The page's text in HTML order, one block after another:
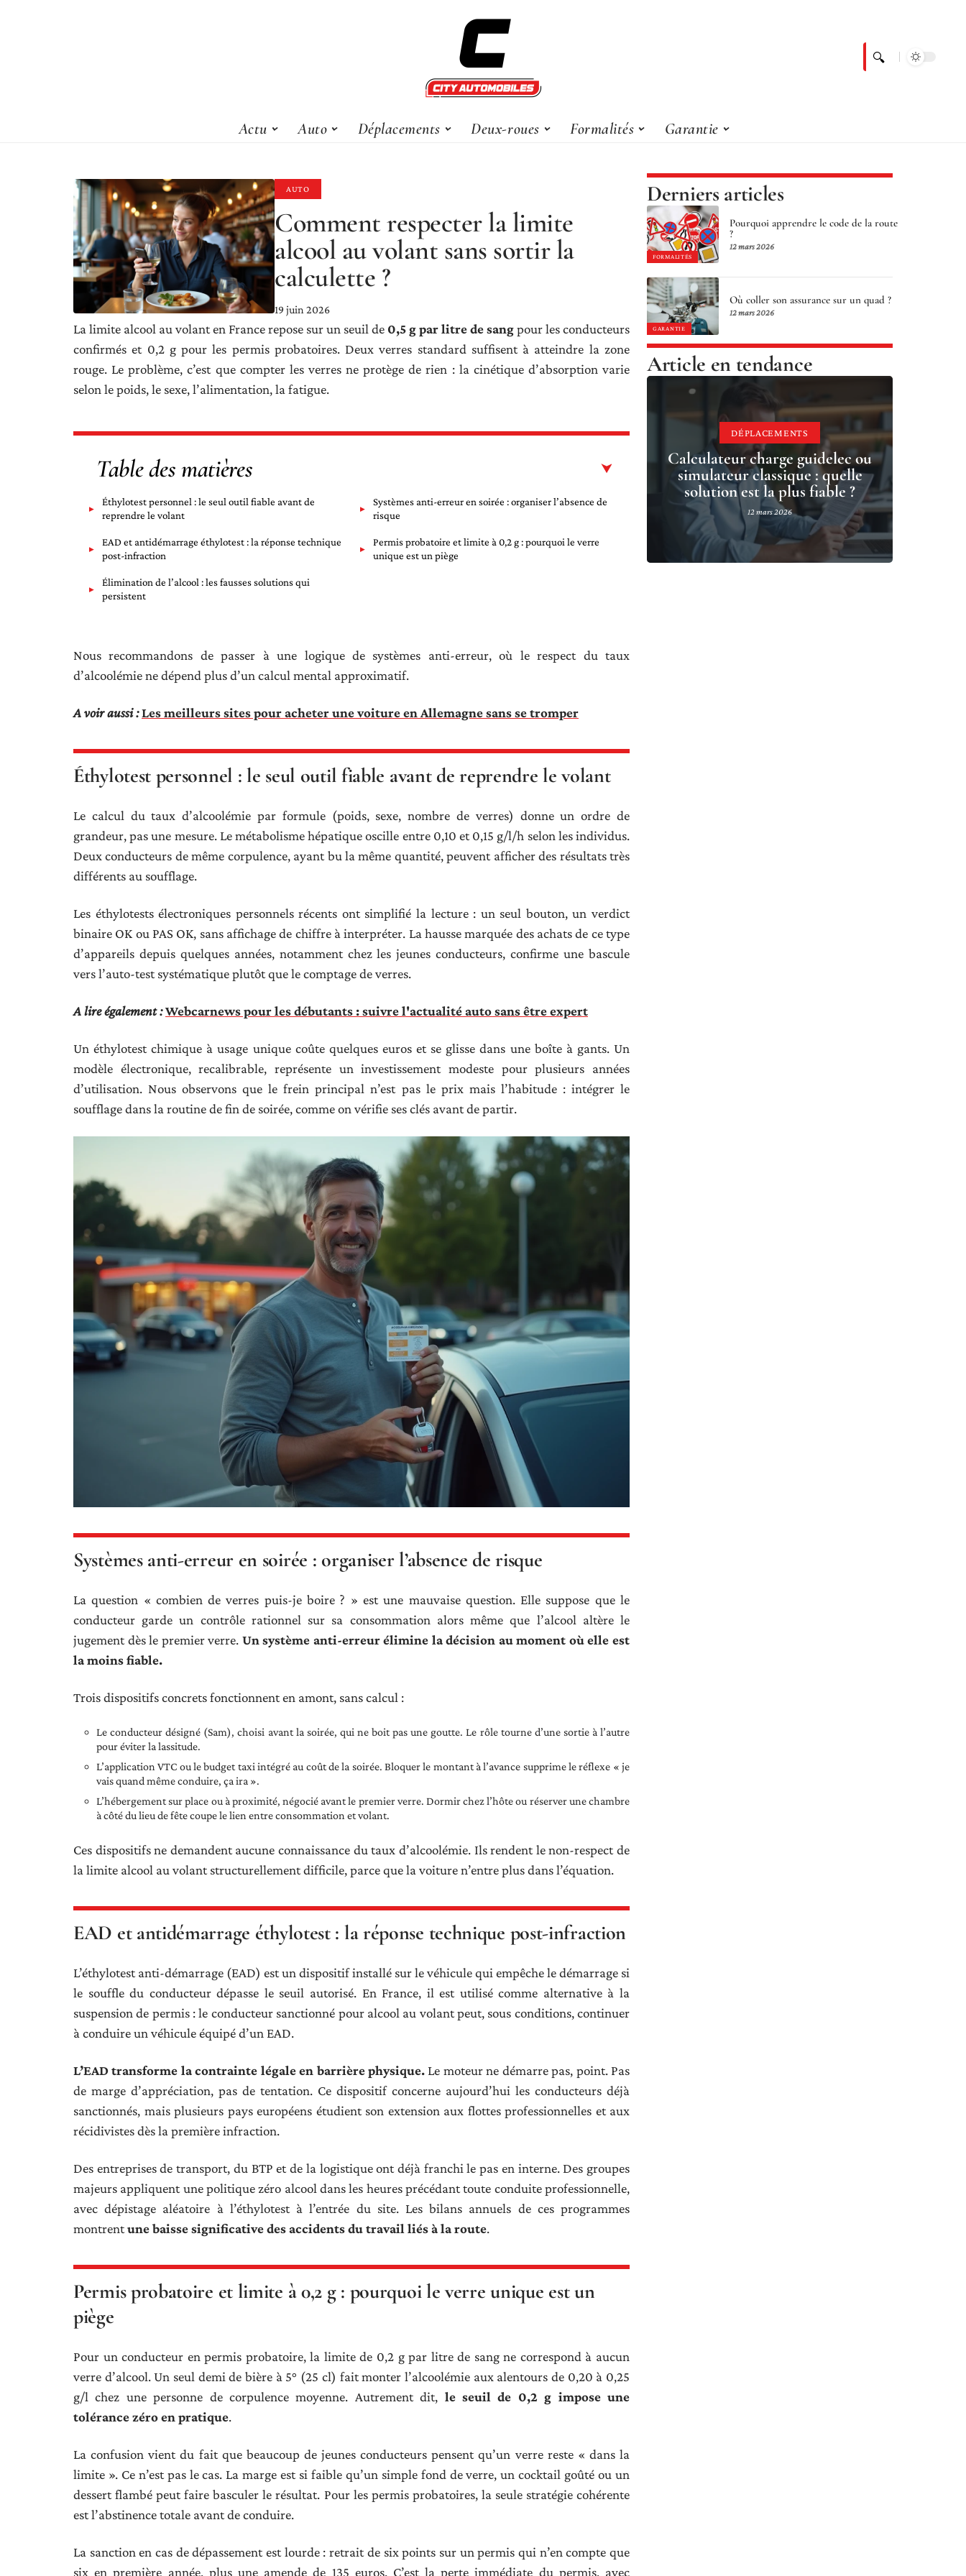
Actu Auto Déplacements Deux-roues Formalités Garantie
AUTO
Comment respecter la limite
alcool au volant sans sortir la
calculette ?
19 juin 2026
La limite alcool au volant en France repose sur un seuil de 0,5 g par litre de sangpour les conducteurs
confirmés et 0,2 g pour les permis probatoires. Deux verres standard suffisent à atteindre la zone
rouge. Le problème, c’est que compter les verres ne protège de rien : la cinétique d’absorption varie
selon le poids, le sexe, l’alimentation, la fatigue.
Table des matières
Éthylotest personnel : le seul outil fiable avant de
reprendre le volant
Systèmes anti-erreur en soirée : organiser l’absence de
risque
EAD et antidémarrage éthylotest : la réponse technique
post-infraction
Permis probatoire et limite à 0,2 g : pourquoi le verre
unique est un piège
Élimination de l’alcool : les fausses solutions qui
persistent
Nous recommandons de passer à une logique de systèmes anti-erreur, où le respect du taux
d’alcoolémie ne dépend plus d’un calcul mental approximatif.
A voir aussi :Les meilleurs sites pour acheter une voiture en Allemagne sans se tromper
Éthylotest personnel : le seul outil fiable avant de reprendre le volant
Le calcul du taux d’alcoolémie par formule (poids, sexe, nombre de verres) donne un ordre de
grandeur, pas une mesure. Le métabolisme hépatique oscille entre 0,10 et 0,15 g/l/h selon les individus.
Deux conducteurs de même corpulence, ayant bu la même quantité, peuvent afficher des résultats très
différents au soufflage.
Les éthylotests électroniques personnels récents ont simplifié la lecture : un seul bouton, un verdict
binaire OK ou PAS OK, sans affichage de chiffre à interpréter. La hausse marquée des achats de ce type
d’appareils depuis quelques années, notamment chez les jeunes conducteurs, confirme une bascule
vers l’auto-test systématique plutôt que le comptage de verres.
A lire également :Webcarnews pour les débutants : suivre l'actualité auto sans être expert
Un éthylotest chimique à usage unique coûte quelques euros et se glisse dans une boîte à gants. Un
modèle électronique, recalibrable, représente un investissement modeste pour plusieurs années
d’utilisation. Nous observons que le frein principal n’est pas le prix mais l’habitude : intégrer le
soufflage dans la routine de fin de soirée, comme on vérifie ses clés avant de partir.
Systèmes anti-erreur en soirée : organiser l’absence de risque
La question « combien de verres puis-je boire ? » est une mauvaise question. Elle suppose que le
conducteur garde un contrôle rationnel sur sa consommation alors même que l’alcool altère le
jugement dès le premier verre. Un système anti-erreur élimine la décision au moment où elle est
la moins fiable.
Trois dispositifs concrets fonctionnent en amont, sans calcul :
Le conducteur désigné (Sam), choisi avant la soirée, qui ne boit pas une goutte. Le rôle tourne d’une sortie à l’autre
pour éviter la lassitude.
L’application VTC ou le budget taxi intégré au coût de la soirée. Bloquer le montant à l’avance supprime le réflexe « je
vais quand même conduire, ça ira ».
L’hébergement sur place ou à proximité, négocié avant le premier verre. Dormir chez l’hôte ou réserver une chambre
à côté du lieu de fête coupe le lien entre consommation et volant.
Ces dispositifs ne demandent aucune connaissance du taux d’alcoolémie. Ils rendent le non-respect de
la limite alcool au volant structurellement difficile, parce que la voiture n’entre plus dans l’équation.
EAD et antidémarrage éthylotest : la réponse technique post-infraction
L’éthylotest anti-démarrage (EAD) est un dispositif installé sur le véhicule qui empêche le démarrage si
le souffle du conducteur dépasse le seuil autorisé. En France, il est utilisé comme alternative à la
suspension de permis : le conducteur sanctionné pour alcool au volant peut, sous conditions, continuer
à conduire un véhicule équipé d’un EAD.
L’EAD transforme la contrainte légale en barrière physique. Le moteur ne démarre pas, point. Pas
de marge d’appréciation, pas de tentation. Ce dispositif concerne aujourd’hui les conducteurs déjà
sanctionnés, mais plusieurs pays européens étudient son extension aux flottes professionnelles et aux
récidivistes dès la première infraction.
Des entreprises de transport, du BTP et de la logistique ont déjà franchi le pas en interne. Des groupes
majeurs appliquent une politique zéro alcool dans les heures précédant toute conduite professionnelle,
avec dépistage aléatoire à l’éthylotest à l’entrée du site. Les bilans annuels de ces programmes
montrentune baisse significative des accidents du travail liés à la route.
Permis probatoire et limite à 0,2 g : pourquoi le verre unique est un
piège
Pour un conducteur en permis probatoire, la limite de 0,2 g par litre de sang ne correspond à aucun
verre d’alcool. Un seul demi de bière à 5° (25 cl) fait monter l’alcoolémie aux alentours de 0,20 à 0,25
g/l chez une personne de corpulence moyenne. Autrement dit, le seuil de 0,2 g impose une
tolérance zéro en pratique.
La confusion vient du fait que beaucoup de jeunes conducteurs pensent qu’un verre reste « dans la
limite ». Ce n’est pas le cas. La marge est si faible qu’un simple fond de verre, un cocktail goûté ou un
dessert flambé peut faire basculer le résultat. Pour les permis probatoires, la seule stratégie cohérente
est l’abstinence totale avant de conduire.
La sanction en cas de dépassement est lourde : retrait de six points sur un permis qui n’en compte que
six en première année, plus une amende de 135 euros. C’est la perte immédiate du permis, avec
Derniers articles
FORMALITÉS
Pourquoi apprendre le code de la route
?
12 mars 2026
GARANTIE
Où coller son assurance sur un quad ?
12 mars 2026
Article en tendance
DÉPLACEMENTS
Calculateur charge guidelec ou
simulateur classique : quelle
solution est la plus fiable ?
12 mars 2026